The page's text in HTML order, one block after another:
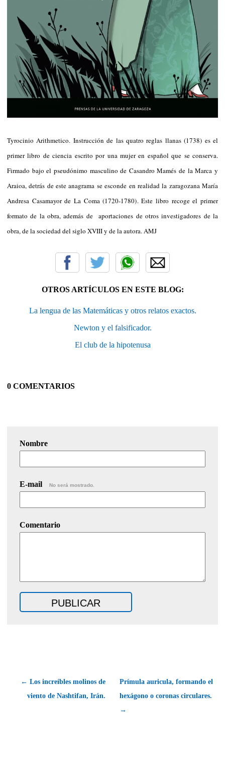
Tyrocinio Arithmetico. Instrucción de las quatro reglas llanas (1738) es el
primer libro de ciencia escrito por una mujer en español que se conserva.
Firmado bajo el pseudónimo masculino de Casandro Mamés de la Marca y
Araioa, detrás de este anagrama se esconde en realidad la zaragozana María
Andresa Casamayor de La Coma (1720-1780). Este libro recoge el primer
formato de la obra, además de aportaciones de otros investigadores de la
obra, de la sociedad del siglo XVIII y de la autora. AMJ
OTROS ARTÍCULOS EN ESTE BLOG:
La lengua de las Matemáticas y otros relatos exactos.
Newton y el falsificador.
El club de la hipotenusa
0 COMENTARIOS
Nombre
E-mail No será mostrado.
Comentario
← Los increíbles molinos de
viento de Nashtifan, Irán.
Prímula auricula, formando el
hexágono o coronas circulares.
→